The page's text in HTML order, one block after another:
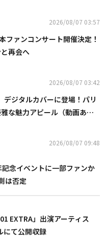
2026/08/07 03:57
ファンコンサート開催決定！
再会へ
2026/08/07 03:42
デジタルカバーに登場！パリ
な魅力アピール（動画あ
2026/08/07 09:48
念イベントに一部ファンか
は否定
EXTRA」出演アーティス
にて公開収録